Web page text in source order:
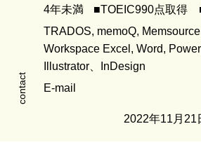
4年未満
■TOEIC990点取得
TRADOS, memoQ,
Workspace Excel, Word,
Illustrator、InDesign
contact E-mail
2022年11月21